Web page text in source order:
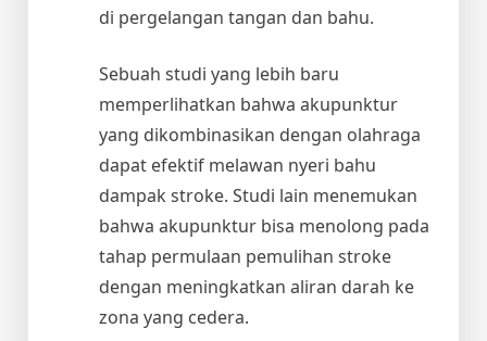
di pergelangan tangan dan bahu.
Sebuah studi yang lebih baru
memperlihatkan bahwa akupunktur
yang dikombinasikan dengan olahraga
dapat efektif melawan nyeri bahu
dampak stroke. Studi lain menemukan
bahwa akupunktur bisa menolong pada
tahap permulaan pemulihan stroke
dengan meningkatkan aliran darah ke
zona yang cedera.